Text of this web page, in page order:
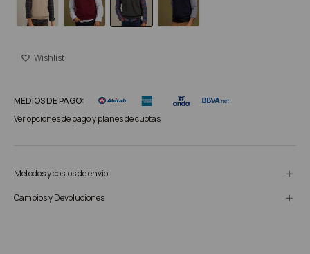
MEDIOS DE PAGO:
Ver opciones de pago y planes de cuotas
Métodos y costos de envío
Cambios y Devoluciones